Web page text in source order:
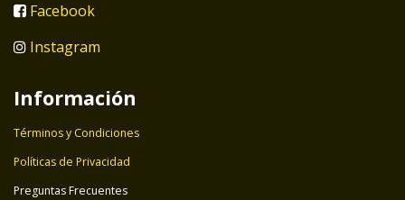
Facebook
Instagram
Información
Términos y Condiciones
Políticas de Privacidad
Preguntas Frecuentes